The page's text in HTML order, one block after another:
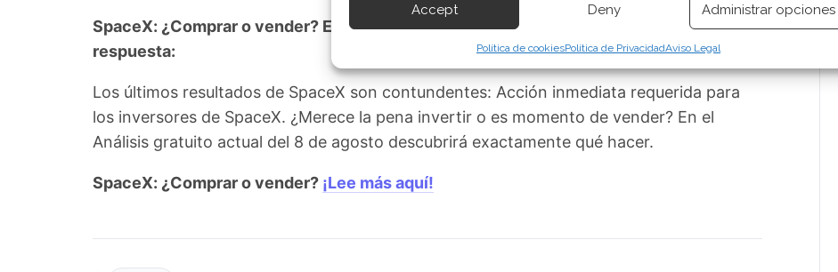
información transmitida de forma automática.
Garantizar la seguridad, evitar y detectar fraudes, y eliminar
fallos, Ofrecer y presentar publicidad y contenido, Guardar y
comunicar las preferencias de privacidad.
Siempre activo
Accept Deny Administrar opciones
Política de cookiesPolítica de PrivacidadAviso Legal
SpaceX: ¿Comprar o vender? El nuevo Análisis de SpaceX del 8 de agosto tiene la
respuesta:
Los últimos resultados de SpaceX son contundentes: Acción inmediata requerida para
los inversores de SpaceX. ¿Merece la pena invertir o es momento de vender? En el
Análisis gratuito actual del 8 de agosto descubrirá exactamente qué hacer.
SpaceX: ¿Comprar o vender? ¡Lee más aquí!